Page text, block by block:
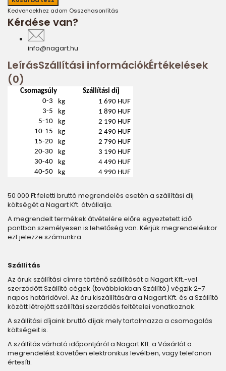
Kedvencekhez adom Összehasonlítás
Kérdése van?
info@nagart.hu
LeírásSzállítási információkÉrtékelések
(0)
Csomagsúly
Szállítási díj
0-3
kg
1 690 HUF
3-5
kg
1 890 HUF
5-10
kg
2 190 HUF
10-15
kg
2 490 HUF
15-20
kg
2 790 HUF
20-30
kg
3 190 HUF
30-40
kg
4 490 HUF
40-50
kg 4 990 HUF
50 000 Ft feletti bruttó megrendelés esetén a szállítási díj
költségét a Nagart Kft. átvállalja.
A megrendelt termékek átvételére előre egyeztetett idő
pontban személyesen is lehetőség van. Kérjük megrendeléskor
ezt jelezze számunkra.
Szállítás
Az áruk szállítási címre történő szállítását a Nagart Kft.-vel
szerződött Szállító cégek (továbbiakban Szállító) végzik 2-7
napos határidővel. Az áru kiszállítására a Nagart Kft. és a Szállító
között létrejött szállítási szerződés feltételei vonatkoznak.
A szállítási díjaink bruttó díjak mely tartalmazza a csomagolás
költségeit is.
A szállítás várható időpontjáról a Nagart Kft. a Vásárlót a
megrendelést követően elektronikus levélben, vagy telefonon
értesíti.